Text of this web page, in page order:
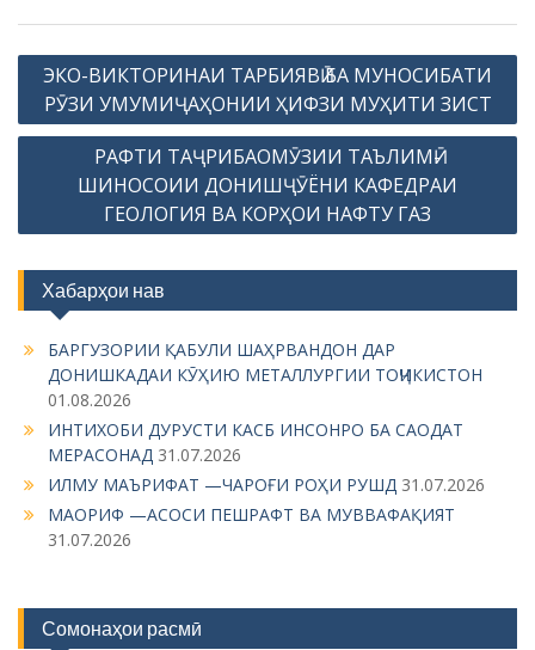
P
s
a
v
i
g
t
o
n
ЭКО-ВИКТОРИНАИ ТАРБИЯВӢ БА МУНОСИБАТИ
РӮЗИ УМУМИҶАҲОНИИ ҲИФЗИ МУҲИТИ ЗИСТ
РАФТИ ТАҶРИБАОМӮЗИИ ТАЪЛИМӢ-
ШИНОСОИИ ДОНИШҶӮЁНИ КАФЕДРАИ
ГЕОЛОГИЯ ВА КОРҲОИ НАФТУ ГАЗ
Хабарҳои нав
БАРГУЗОРИИ ҚАБУЛИ ШАҲРВАНДОН ДАР
ДОНИШКАДАИ КӮҲИЮ МЕТАЛЛУРГИИ ТОҶИКИСТОН
01.08.2026
ИНТИХОБИ ДУРУСТИ КАСБ ИНСОНРО БА САОДАТ
МЕРАСОНАД 31.07.2026
ИЛМУ МАЪРИФАТ —ЧАРОҒИ РОҲИ РУШД 31.07.2026
МАОРИФ —АСОСИ ПЕШРАФТ ВА МУВВАФАҚИЯТ
31.07.2026
Сомонаҳои расмӣ